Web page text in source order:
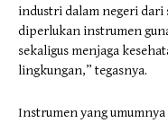
industri dalam negeri
diperlukan instrumen
sekaligus menjaga
lingkungan,” tegasnya.
Instrumen yang